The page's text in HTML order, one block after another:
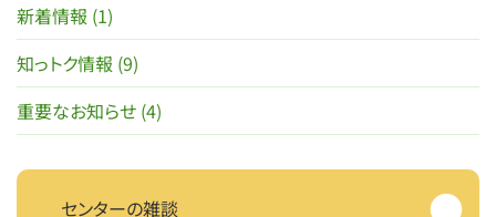
新着情報 (1)
知っトク情報 (9)
重要なお知らせ (4)
センターの雑談